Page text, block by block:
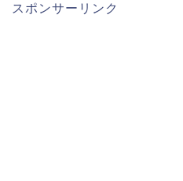
スポンサーリンク